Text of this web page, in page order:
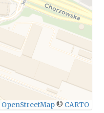
OpenStreetMap © CARTO